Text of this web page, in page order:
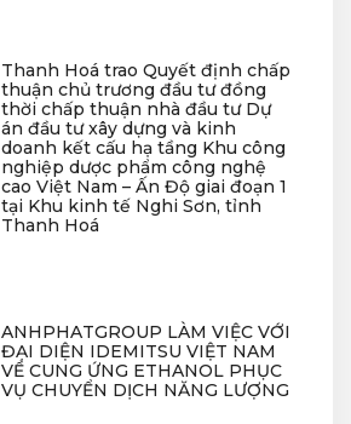
Thanh Hoá trao Quyết định chấp
thuận chủ trương đầu tư đồng
thời chấp thuận nhà đầu tư Dự
án đầu tư xây dựng và kinh
doanh kết cấu hạ tầng Khu công
nghiệp dược phẩm công nghệ
cao Việt Nam – Ấn Độ giai đoạn 1
tại Khu kinh tế Nghi Sơn, tỉnh
Thanh Hoá
ANHPHATGROUP LÀM VIỆC VỚI
ĐẠI DIỆN IDEMITSU VIỆT NAM
VỀ CUNG ỨNG ETHANOL PHỤC
VỤ CHUYỂN DỊCH NĂNG LƯỢNG